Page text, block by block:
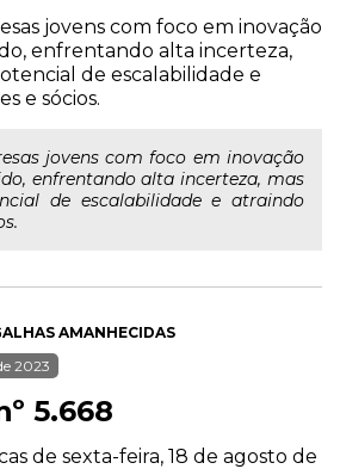
jovens com foco em inovação
enfrentando alta incerteza,
de escalabilidade e
e sócios.
jovens com foco em inovação
enfrentando alta incerteza, mas
de escalabilidade e atraindo
AMANHECIDAS
2023
5.668
de sexta-feira, 18 de agosto de